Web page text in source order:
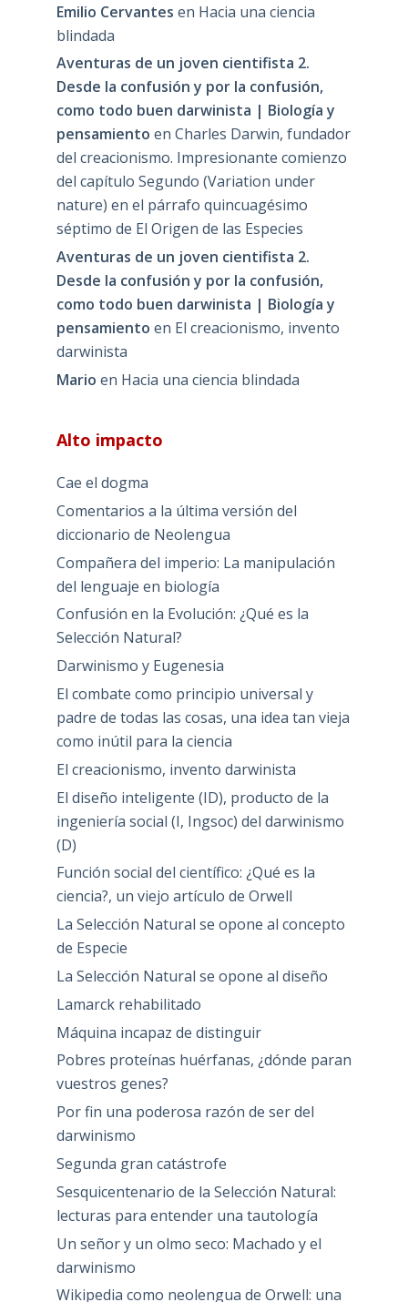
Emilio Cervantes en Hacia una ciencia
blindada
Aventuras de un joven cientifista 2.
Desde la confusión y por la confusión,
como todo buen darwinista | Biología y
pensamiento en Charles Darwin, fundador
del creacionismo. Impresionante comienzo
del capítulo Segundo (Variation under
nature) en el párrafo quincuagésimo
séptimo de El Origen de las Especies
Aventuras de un joven cientifista 2.
Desde la confusión y por la confusión,
como todo buen darwinista | Biología y
pensamiento en El creacionismo, invento
darwinista
Mario en Hacia una ciencia blindada
Alto impacto
Cae el dogma
Comentarios a la última versión del
diccionario de Neolengua
Compañera del imperio: La manipulación
del lenguaje en biología
Confusión en la Evolución: ¿Qué es la
Selección Natural?
Darwinismo y Eugenesia
El combate como principio universal y
padre de todas las cosas, una idea tan vieja
como inútil para la ciencia
El creacionismo, invento darwinista
El diseño inteligente (ID), producto de la
ingeniería social (I, Ingsoc) del darwinismo
(D)
Función social del científico: ¿Qué es la
ciencia?, un viejo artículo de Orwell
La Selección Natural se opone al concepto
de Especie
La Selección Natural se opone al diseño
Lamarck rehabilitado
Máquina incapaz de distinguir
Pobres proteínas huérfanas, ¿dónde paran
vuestros genes?
Por fin una poderosa razón de ser del
darwinismo
Segunda gran catástrofe
Sesquicentenario de la Selección Natural:
lecturas para entender una tautología
Un señor y un olmo seco: Machado y el
darwinismo
Wikipedia como neolengua de Orwell: una